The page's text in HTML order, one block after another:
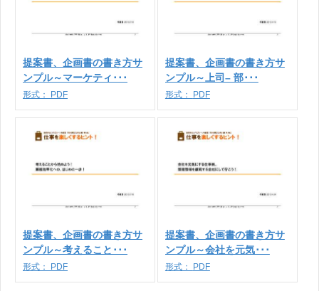
提案書、企画書の書き方サ
ンプル～マーケティ･･･
形式： PDF
提案書、企画書の書き方サ
ンプル～上司– 部･･･
形式： PDF
提案書、企画書の書き方サ
ンプル～考えること･･･
形式： PDF
提案書、企画書の書き方サ
ンプル～会社を元気･･･
形式： PDF